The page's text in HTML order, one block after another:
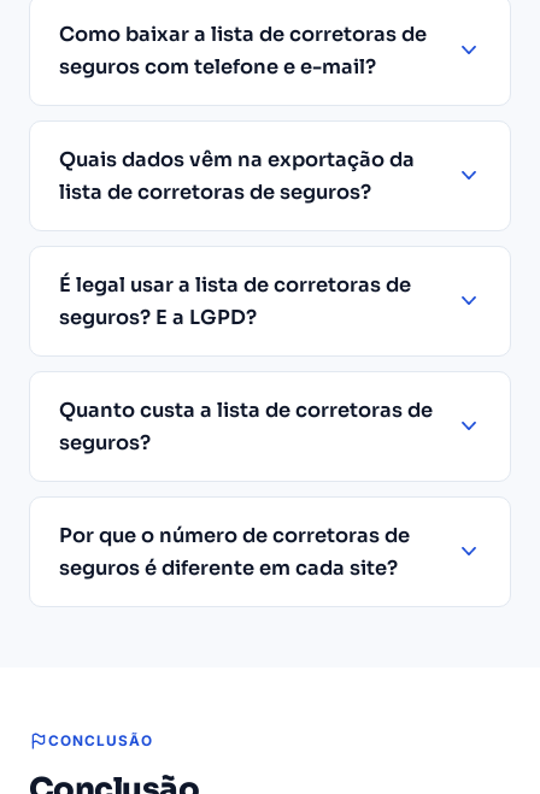
Como baixar a lista de corretoras de
seguros com telefone e e-mail?
Quais dados vêm na exportação da
lista de corretoras de seguros?
É legal usar a lista de corretoras de
seguros? E a LGPD?
Quanto custa a lista de corretoras de
seguros?
Por que o número de corretoras de
seguros é diferente em cada site?
CONCLUSÃO